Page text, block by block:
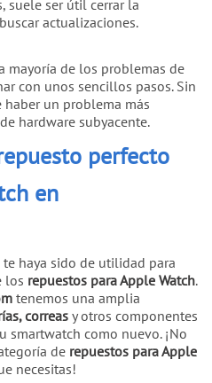
suele ser útil cerrar la
actualizaciones.
mayoría de los problemas de
con unos sencillos pasos. Sin
haber un problema más
hardware subyacente.
perfecto
en
haya sido de utilidad para
los repuestos para Apple Watch.
tenemos una amplia
correas y otros componentes
smartwatch como nuevo. ¡No
de repuestos para Apple
necesitas!